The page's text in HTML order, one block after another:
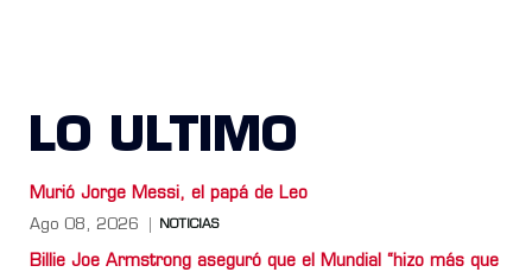
LO ULTIMO
Murió Jorge Messi, el papá de Leo
Ago 08, 2026 NOTICIAS
Billie Joe Armstrong aseguró que el Mundial “hizo más que